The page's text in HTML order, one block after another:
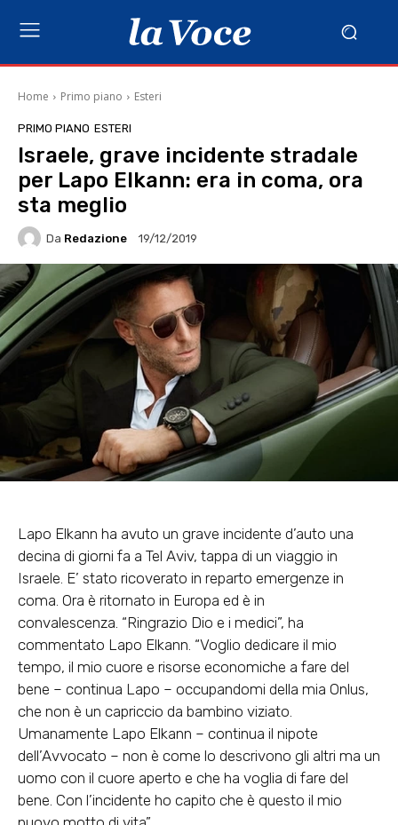
Home Primo piano Esteri
PRIMO PIANO ESTERI
Israele, grave incidente stradale
per Lapo Elkann: era in coma, ora
sta meglio
Da Redazione 19/12/2019
Lapo Elkann ha avuto un grave incidente d’auto una
decina di giorni fa a Tel Aviv, tappa di un viaggio in
Israele. E’ stato ricoverato in reparto emergenze in
coma. Ora è ritornato in Europa ed è in
convalescenza. “Ringrazio Dio e i medici”, ha
commentato Lapo Elkann. “Voglio dedicare il mio
tempo, il mio cuore e risorse economiche a fare del
bene – continua Lapo – occupandomi della mia Onlus,
che non è un capriccio da bambino viziato.
Umanamente Lapo Elkann – continua il nipote
dell’Avvocato – non è come lo descrivono gli altri ma un
uomo con il cuore aperto e che ha voglia di fare del
bene. Con l’incidente ho capito che è questo il mio